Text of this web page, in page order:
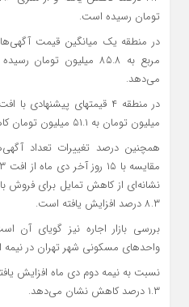
تومان رسیده است.
مربع به ۸۵.۸ میلیون
می‌دهد.
میلیون تومان به ۵۱.۱ میلیون تومان کاهش یافته است.
نشانه‌ای از کاهش تمایل برای فروش
۸.۳ درصد افزایش یافته است.
بررسی بازار اجاره نیز گویای
واحدهای مسکونی شهر تهران در نیمه اول
نسبت به نیمه دوم دی ماه افزایش
۱.۳ درصد کاهش نشان می‌دهد.